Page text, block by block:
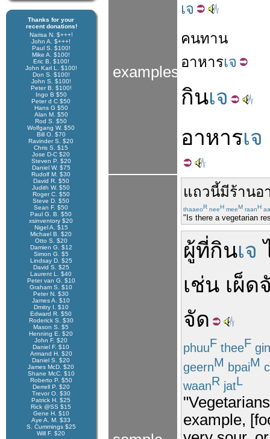
Thanks for your
recent donations!
Narisa N. $+++!
John A. $+++!
Paul S. $100!
Mike A. $100!
Eric B. $100!
John Karl L. $100!
Don S. $100!
John S. $100!
Peter B. $100!
Ingo B $50
Peter d C $50
Hans G $50
Alan M. $50
Rod S. $50
Wolfgang W. $50
Bill O. $70
Ravinder S. $20
Chris S. $15
Jose D-C $20
Steven P. $20
Daniel W. $75
Rudolf M. $30
David R. $50
Judith W. $50
Roger C. $50
Steve D. $50
Sean F. $50
Paul G. B. $50
xsinventory $20
Nigel A. $15
Michael B. $20
Otto S. $20
Damien G. $12
Simon G. $5
Lindsay D. $25
David S. $25
Laurent L. $40
Peter van G. $10
Graham S. $10
Peter N. $30
James A. $10
Dmitry I. $10
Edward R. $50
Roderick S. $30
Mason S. $5
Henning E. $20
John F. $20
Daniel F. $10
Armand H. $20
Daniel S. $20
James McD. $20
Shane McC. $10
Roberto P. $50
Derrell P. $20
Trevor O. $30
Patrick H. $25
Rick @SS $15
Gene H. $10
Aye A. M. $33
S. Cummings $25
Will F. $20
examples
เจ
คนทาน
อาหารเจ
กินเจ
อาหารเจ
แถวนี้มีร้านอ
thaaeoR neeH meeM raanH aa
"Is there a vegetarian
ผู้ที่กินเจ
เช่น เผ็ด
จัด
phuuF theeF gin
geernM bpaiM
waanR jatL
example,